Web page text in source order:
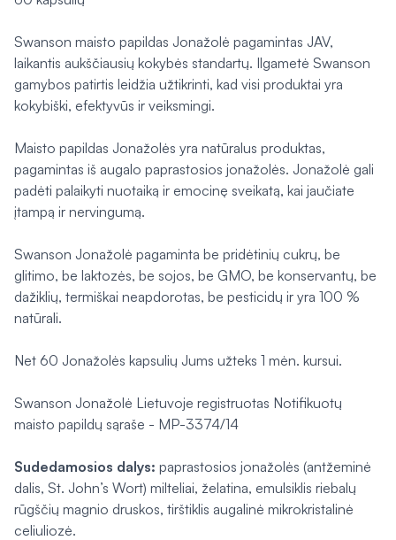
Swanson maisto papildas Jonažolė pagamintas JAV,
laikantis aukščiausių kokybės standartų. Ilgametė Swanson
gamybos patirtis leidžia užtikrinti, kad visi produktai yra
kokybiški, efektyvūs ir veiksmingi.
Maisto papildas Jonažolės yra natūralus produktas,
pagamintas iš augalo paprastosios jonažolės. Jonažolė gali
padėti palaikyti nuotaiką ir emocinę sveikatą, kai jaučiate
įtampą ir nervingumą.
Swanson Jonažolė pagaminta be pridėtinių cukrų, be
glitimo, be laktozės, be sojos, be GMO, be konservantų, be
dažiklių, termiškai neapdorotas, be pesticidų ir yra 100 %
natūrali.
Net 60 Jonažolės kapsulių Jums užteks 1 mėn. kursui.
Swanson Jonažolė Lietuvoje registruotas Notifikuotų
maisto papildų sąraše - MP-3374/14
Sudedamosios dalys: paprastosios jonažolės (antžeminė
dalis, St. John’s Wort) milteliai, želatina, emulsiklis riebalų
rūgščių magnio druskos, tirštiklis augalinė mikrokristalinė
celiuliozė.